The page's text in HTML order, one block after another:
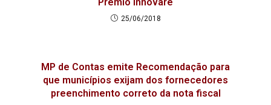
25/06/2018
MP de Contas emite Recomendação para
que municípios exijam dos fornecedores
preenchimento correto da nota fiscal